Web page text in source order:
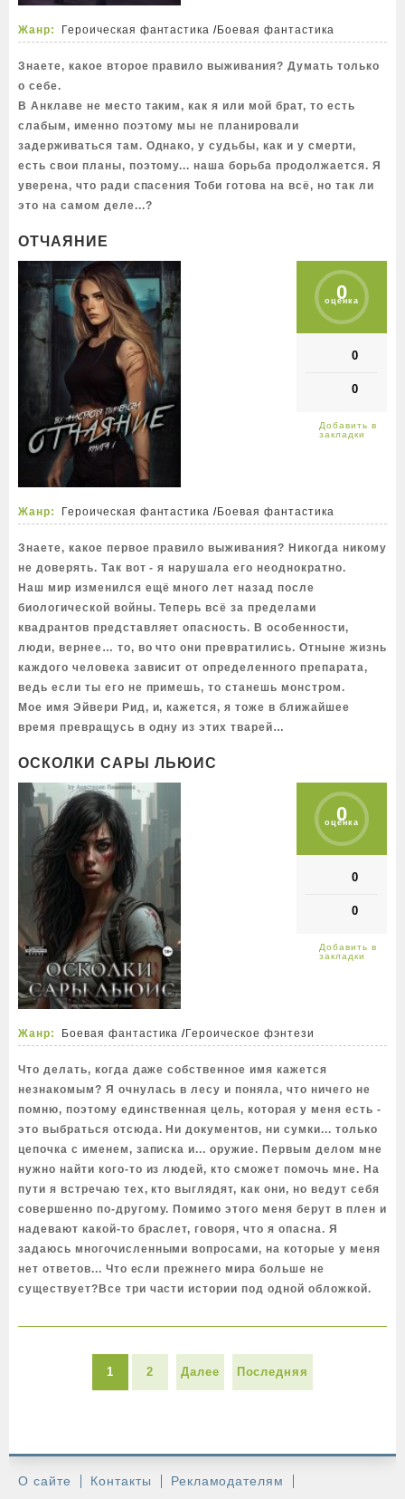
Жанр: Героическая фантастика /Боевая фантастика
Знаете, какое второе правило выживания? Думать только
о себе.
В Анклаве не место таким, как я или мой брат, то есть
слабым, именно поэтому мы не планировали
задерживаться там. Однако, у судьбы, как и у смерти,
есть свои планы, поэтому... наша борьба продолжается. Я
уверена, что ради спасения Тоби готова на всё, но так ли
это на самом деле...?
ОТЧАЯНИЕ
0
оценка
0
0
Жанр: Героическая фантастика /Боевая фантастика
Знаете, какое первое правило выживания? Никогда никому
не доверять. Так вот - я нарушала его неоднократно.
Наш мир изменился ещё много лет назад после
биологической войны. Теперь всё за пределами
квадрантов представляет опасность. В особенности,
люди, вернее… то, во что они превратились. Отныне жизнь
каждого человека зависит от определенного препарата,
ведь если ты его не примешь, то станешь монстром.
Мое имя Эйвери Рид, и, кажется, я тоже в ближайшее
время превращусь в одну из этих тварей…
ОСКОЛКИ САРЫ ЛЬЮИС
0
оценка
0
0
Жанр: Боевая фантастика /Героическое фэнтези
Что делать, когда даже собственное имя кажется
незнакомым? Я очнулась в лесу и поняла, что ничего не
помню, поэтому единственная цель, которая у меня есть -
это выбраться отсюда. Ни документов, ни сумки... только
цепочка с именем, записка и... оружие. Первым делом мне
нужно найти кого-то из людей, кто сможет помочь мне. На
пути я встречаю тех, кто выглядят, как они, но ведут себя
совершенно по-другому. Помимо этого меня берут в плен и
надевают какой-то браслет, говоря, что я опасна. Я
задаюсь многочисленными вопросами, на которые у меня
нет ответов... Что если прежнего мира больше не
существует?Все три части истории под одной обложкой.
1 2 Далее Последняя
О сайте Контакты Рекламодателям